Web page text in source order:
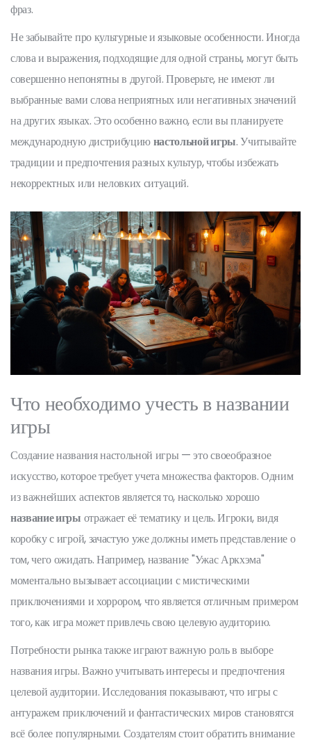
фраз.
Не забывайте про культурные и языковые особенности. Иногда
слова и выражения, подходящие для одной страны, могут быть
совершенно непонятны в другой. Проверьте, не имеют ли
выбранные вами слова неприятных или негативных значений
на других языках. Это особенно важно, если вы планируете
международную дистрибуциюнастольной игры. Учитывайте
традиции и предпочтения разных культур, чтобы избежать
некорректных или неловких ситуаций.
Что необходимо учесть в названии
игры
Создание названия настольной игры — это своеобразное
искусство, которое требует учета множества факторов. Одним
из важнейших аспектов является то, насколько хорошо
название игры отражает её тематику и цель. Игроки, видя
коробку с игрой, зачастую уже должны иметь представление о
том, чего ожидать. Например, название "Ужас Аркхэма"
моментально вызывает ассоциации с мистическими
приключениями и хоррором, что является отличным примером
того, как игра может привлечь свою целевую аудиторию.
Потребности рынка также играют важную роль в выборе
названия игры. Важно учитывать интересы и предпочтения
целевой аудитории. Исследования показывают, что игры с
антуражем приключений и фантастических миров становятся
всё более популярными. Создателям стоит обратить внимание